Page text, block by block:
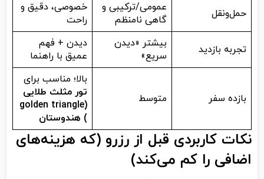
حمل‌ونقل
عمومی/ترکیبی و
گاهی نامنظم
خصوصی، دقیق و
راحت
تجربه بازدید
بیشتر «دیدن
سریع»
دیدن + فهم
عمیق با راهنما
بازده سفر متوسط
بالا؛ مناسب برای
تور مثلث طلایی
(golden triangle
) هندوستان
نکات کاربردی قبل از رزرو (که هزینه‌های
اضافی را کم می‌کند)